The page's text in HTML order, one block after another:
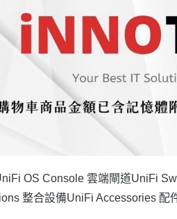
OS Console 雲端閘道UniFi
整合設備UniFi Accessories 配